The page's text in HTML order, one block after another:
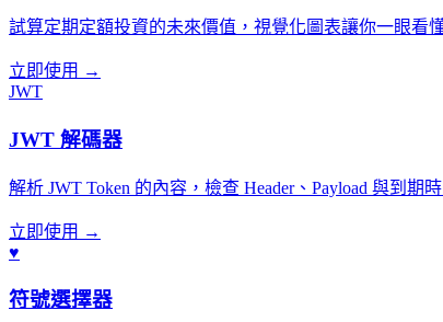
試算定期定額投資的未來價值，視覺化圖表讓你一眼看
立即使用 →
JWT
JWT 解碼器
解析 JWT Token 的內容，檢查 Header、Payload 與到期
立即使用 →
♥
符號選擇器